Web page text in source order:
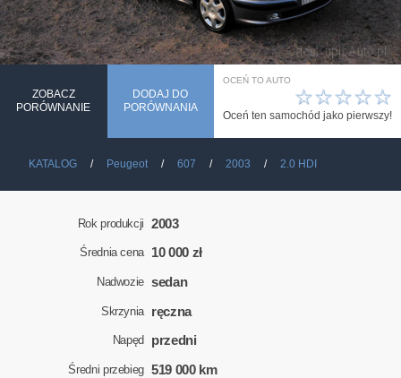
ZOBACZ
PORÓWNANIE
DODAJ DO
PORÓWNANIA
OCEŃ TO AUTO
☆
☆
☆
☆
☆
Oceń ten samochód jako pierwszy!
KATALOG Peugeot 607 2003 2.0 HDI
Rok produkcji 2003
Średnia cena 10 000 zł
Nadwozie sedan
Skrzynia ręczna
Napęd przedni
Średni przebieg 519 000 km